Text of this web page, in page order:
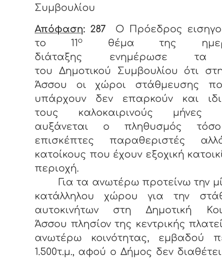
Συμβουλίου
Απόφαση: 287
Ο Πρόεδρος
το 11ο
θέμα της
διάταξης ενημέρωσε τα
του Δημοτικού Συμβουλίου ότι
Άσσου οι χώροι στάθμευσης
υπάρχουν δεν επαρκούν και
τους καλοκαιρινούς μήνες
αυξάνεται ο πληθυσμός
επισκέπτες παραθεριστές
κατοίκους που έχουν εξοχική
περιοχή.
Για τα ανωτέρω προτείνω την
κατάλληλου χώρου για την
αυτοκινήτων στη Δημοτική
Άσσου πλησίον της κεντρικής
ανωτέρω κοινότητας, εμβαδού
1.500τ.μ., αφού ο Δήμος δεν διαθέτει